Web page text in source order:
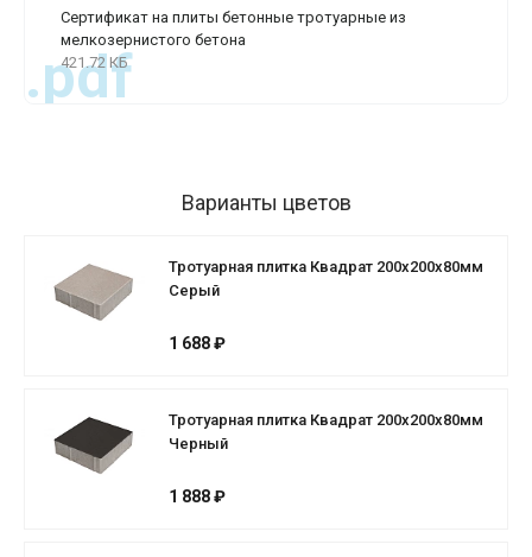
Сертификат на плиты бетонные тротуарные из
мелкозернистого бетона
421.72 КБ
.pdf
Варианты цветов
Тротуарная плитка Квадрат 200х200х80мм
Серый
1 688 ₽
Тротуарная плитка Квадрат 200х200х80мм
Черный
1 888 ₽